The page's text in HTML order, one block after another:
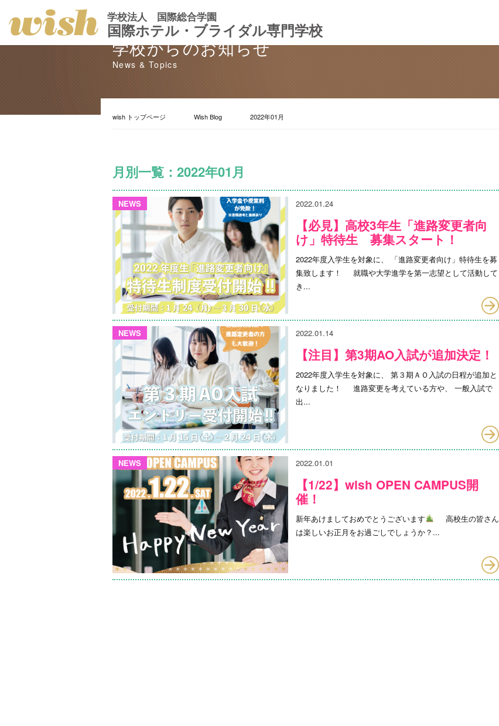
学校法人 国際総合学園
国際ホテル・ブライダル専門学校
学校からのお知らせ
News & Topics
wish トップページ Wish Blog 2022年01月
月別一覧：2022年01月
NEWS 2022.01.24
【必見】高校3年生「進路変更者向
け」特待生 募集スタート！
2022年度入学生を対象に、 「進路変更者向け」特待生を募
集致します！ 就職や大学進学を第一志望として活動して
き...
NEWS 2022.01.14
【注目】第3期AO入試が追加決定！
2022年度入学生を対象に、 第３期ＡＯ入試の日程が追加と
なりました！ 進路変更を考えている方や、 一般入試で
出...
NEWS 2022.01.01
【1/22】wish OPEN CAMPUS開
催！
新年あけましておめでとうございます
高校生の皆さん
は楽しいお正月をお過ごしでしょうか？...